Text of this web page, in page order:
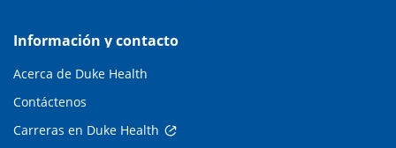
Información y contacto
Acerca de Duke Health
Contáctenos
Carreras en Duke Health